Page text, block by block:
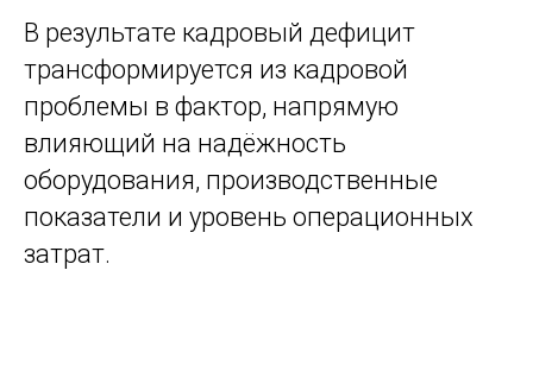
В результате кадровый дефицит
трансформируется из кадровой
проблемы в фактор, напрямую
влияющий на надёжность
оборудования, производственные
показатели и уровень операционных
затрат.